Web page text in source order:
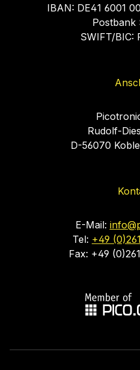
IBAN: DE41 6001
Postbank
SWIFT/BIC:
Rudolf-
D-56070
E-Mail:
Tel: +49
Fax: +49